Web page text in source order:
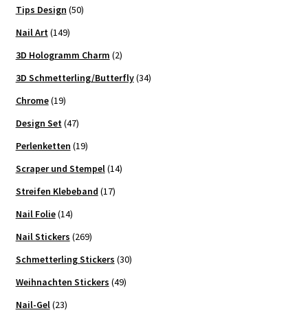
Tips Design (50)
Nail Art(149)
3D Hologramm Charm (2)
3D Schmetterling/Butterfly(34)
Chrome(19)
Design Set(47)
Perlenketten (19)
Scraper und Stempel(14)
Streifen Klebeband (17)
Nail Folie(14)
Nail Stickers (269)
Schmetterling Stickers (30)
Weihnachten Stickers (49)
Nail-Gel(23)